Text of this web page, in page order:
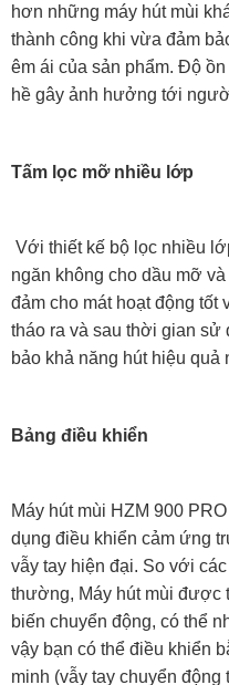
hơn những máy hút mùi
thành công khi vừa đảm
êm ái của sản phẩm. Độ
hề gây ảnh hưởng tới
Tấm lọc mỡ nhiều lớp
Với thiết kế bộ lọc nhiều
ngăn không cho dầu mỡ
đảm cho mát hoạt động tốt
tháo ra và sau thời gian
bảo khả năng hút hiệu quả
Bảng điều khiển
Máy hút mùi HZM 900
dụng điều khiển cảm ứng
vẫy tay hiện đại. So với
thường, Máy hút mùi được
biến chuyển động, có thể
vậy bạn có thể điều khiển
minh (vẫy tay chuyển